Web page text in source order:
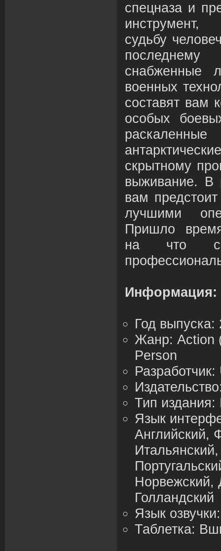
спецназа и
инструмент,
судьбу
снабженные
военных
составят вам
особых
скрытному
выживание. В
вам
лучшими
Пришло
на что
Информация:
Год выпуска:
Жанр: Action
Person
Тип издания:
Язык
Английский,
Норвежский,
Голландский
Язык
Таблетка: